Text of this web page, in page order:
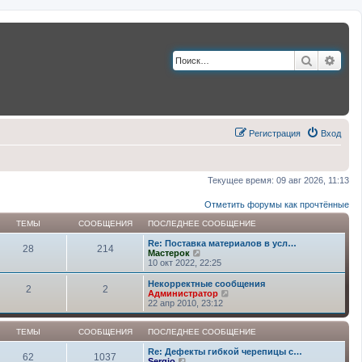
Поиск
Вход
Регистрация
Текущее время: 09 авг 2026, 11:13
Отметить форумы как прочтённые
ТЕМЫ СООБЩЕНИЯ ПОСЛЕДНЕЕ СООБЩЕНИЕ
28 214
Re: Поставка материалов в усл…
Мастерок
е
р
е
й
т
к
п
о
с
10 окт 2022, 22:25
2 2
Некорректные сообщения
Администратор
р
е
й
т
и
22 апр 2010, 23:12
ТЕМЫ СООБЩЕНИЯ ПОСЛЕДНЕЕ СООБЩЕНИЕ
62 1037
Re: Дефекты гибкой черепицы с…